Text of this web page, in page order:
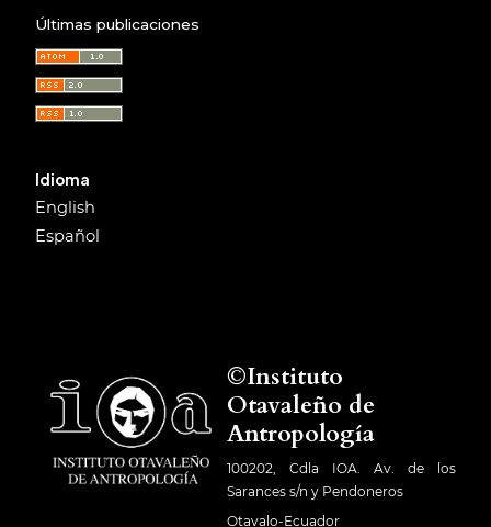
Últimas publicaciones
Idioma
English
Español
©Instituto
Otavaleño de
Antropología
100202, Cdla IOA. Av. de los
Sarances s/n y Pendoneros
Otavalo-Ecuador